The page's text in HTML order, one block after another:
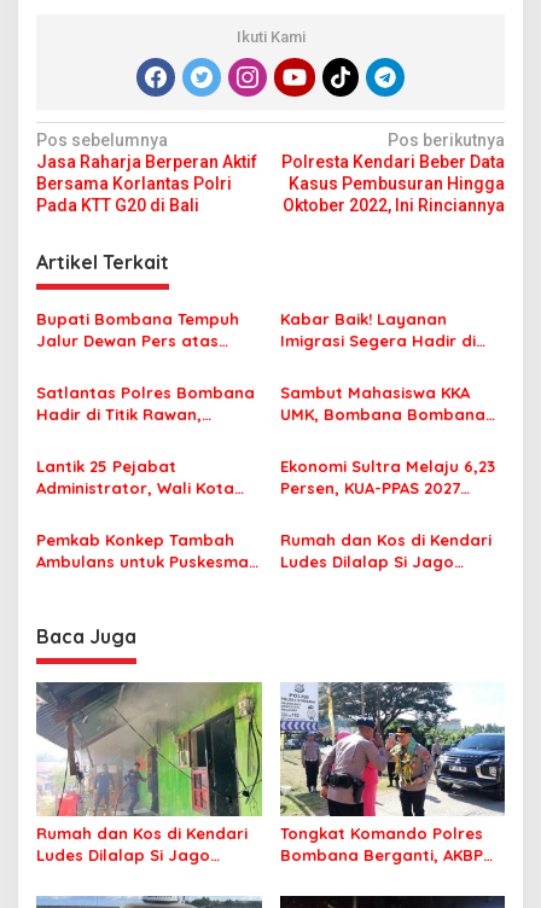
Ikuti Kami
N
a
v
i
g
a
s
i
p
s
Pos sebelumnya
Jasa Raharja Berperan Aktif
Bersama Korlantas Polri
Pada KTT G20 di Bali
Pos berikutnya
Polresta Kendari Beber Data
Kasus Pembusuran Hingga
Oktober 2022, Ini Rinciannya
Artikel Terkait
Bupati Bombana Tempuh
Jalur Dewan Pers atas
Korupsi Jembatan Cirauci II
Kabar Baik! Layanan
Imigrasi Segera Hadir di
Perlu Lagi ke Kendari
Satlantas Polres Bombana
Hadir di Titik Rawan,
Sekolah dengan Aman
Sambut Mahasiswa KKA
UMK, Bombana Bombana
Sasaran
Lantik 25 Pejabat
Administrator, Wali Kota
Berintegritas dan
Profesional Layani
Ekonomi Sultra Melaju 6,23
Persen, KUA-PPAS 2027
Pemkab Konkep Tambah
Ambulans untuk Puskesmas
Rumah dan Kos di Kendari
Ludes Dilalap Si Jago
Baca Juga
Rumah dan Kos di Kendari
Ludes Dilalap Si Jago
Tongkat Komando Polres
Bombana Berganti, AKBP
Kepolisian Bombana